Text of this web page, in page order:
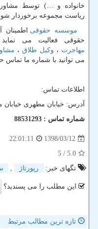
خانواده و …) توسط
ریاست مجموعه برخوردار
موسسه حقوقی
حقوقی فعالیت می
مهاجرت ، وکیل طلاق ،
می توانید با شماره ما تماس
اطلاعات تماس:
آدرس: خیابان مطهری خیابان
شماره تماس : 88531293
1398/03/12
22:01:11
5.0
/ 5
تگهای خبر:
رپورتاژ ,
این مطلب را می پسندید؟
تازه ترین مطالب مرتبط